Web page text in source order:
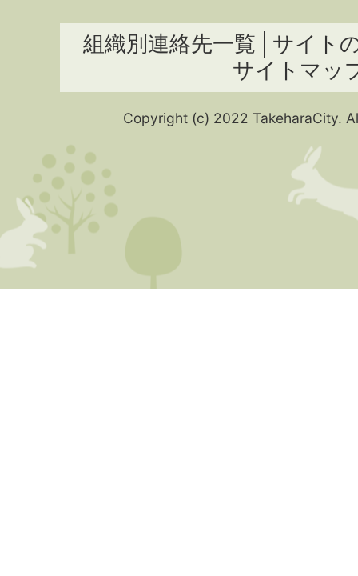
組織別連絡先一覧
サイト
サイトマッ
Copyright (c) 2022 TakeharaCity.